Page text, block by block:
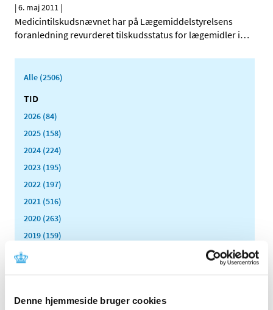
Denne hjemmeside bruger cookies
|6. maj 2011 |
Medicintilskudsnævnet har på Lægemiddelstyrelsens
foranledning revurderet tilskudsstatus for lægemidler i…
Alle (2506)
TID
2026 (84)
2025 (158)
2024 (224)
2023 (195)
2022 (197)
2021 (516)
2020 (263)
2019 (159)
2018 (150)
2015 (33)